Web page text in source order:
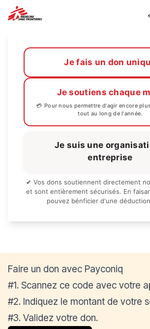
Je fais un don
Je soutiens chaque
💳 Pour nous permettre d'agir encore
tout au long de l'année.
Je suis une
entreprise
✔ Vos dons soutiennent directement
et sont entièrement sécurisés. En
pouvez bénficier d'une
Faire un don avec Payconiq
#1. Scannez ce code avec votre
#2. Indiquez le montant de votre
#3. Validez votre don.